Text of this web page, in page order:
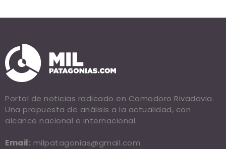
Portal de noticias radicado en Comodoro Rivadavia.
Una propuesta de análisis a la actualidad, con
alcance nacional e internacional.
Email: milpatagonias@gmail.com